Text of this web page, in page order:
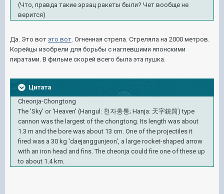
(Что, правда такие эрзац ракеты были? Чет вообще не
верится)
Да. Это вот это вот . Огненная стрела. Стреляла на 2000 метров.
Корейцы изобрели для борьбы с наглевшими японскими
пиратами. В фильме скорей всего была эта пушка.
Цитата
Cheonja-Chongtong
The 'Sky' or 'Heaven' (Hangul: 천자총통; Hanja: 天字銃筒) type
cannon was the largest of the chongtong. Its length was about
1.3 m and the bore was about 13 cm. One of the projectiles it
fired was a 30 kg 'daejanggunjeon', a large rocket-shaped arrow
with an iron head and fins. The cheonja could fire one of these up
to about 1.4 km.